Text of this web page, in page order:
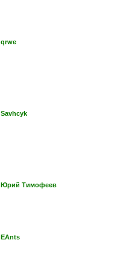
qrwe
Savhcyk
Юрий Тимофеев
EAnts